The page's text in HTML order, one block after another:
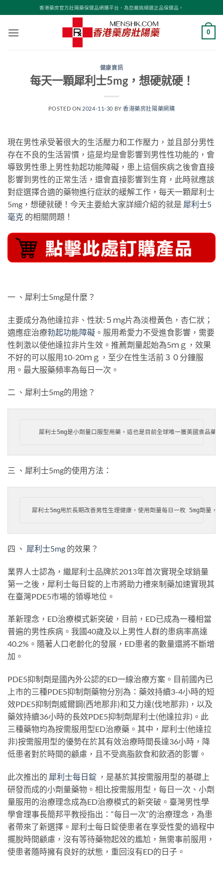
to
content
香港藥房官方壯陽藥保健品網購平台，為您嚴挑細選正品保健品。
0
健康資訊
每天一顆犀利士5mg，想硬就硬！
POSTED ON 2024-11-30 BY香港藥房壯陽藥網購
現在男性承受著很大的生活壓力和工作壓力，並且部分男性
存在不良的生活習慣，這是均是會影響到男性性功能的，會
導致男性患上男性勃起功能障礙，患上這個疾病之後會直接
影響到男性的正常生活，還會直接影響到生育，此時就應該
對症選擇合適的藥物進行症狀的緩解工作，每天一顆犀利士
5mg，想硬就硬！今天主要給大家詳細介紹的就是 犀利士5
毫克 的相關問題！
一 、犀利士5mg是什麼？
主要成分為他達拉非、性狀:５ｍg片為淡橙黃色，杏仁狀；
適應症治療勃起功能障礙 。服用希愛力不受進食影響，需要
性刺激以使他達拉非片生效。推薦劑量起始為5ｍｇ，效果
不好的可以服用10-20ｍｇ，至少在性生活前３０分鐘服
用。最大服藥頻率為每日一次。
二 、犀利士5mg的用途？
犀利士5mg是小劑量口服型用藥，這也是目前全球唯一獲美國食品藥
三 、犀利士5mg的使用方法：
犀利士5mg用於長期改善男性生理健康，使用劑量每日一枚 5mg劑量
四 、 犀利士5mg 的效果？
業界人士認為，繼犀利士品牌於2013年首次實現全球銷量
第一之後，犀利士每日錠的上市將助力禮來制藥加速實現其
在臺灣PDE5市場的領導地位。
革新理念，ED治療模式新突破，目前，ED已成為一種相當
普遍的男性疾病。我國40歲及以上男性人群的患病率高達
40.2%。隨著人口老齡化的發展，ED患者的數量還將不斷增
加。
PDE5抑制劑是國內外公認的ED一線治療方案。目前國內已
上市的三種PDE5抑制劑藥物分別為：藥效持續3-4小時的短
效PDE5抑制劑威爾鋼(西地那非)和艾力達(伐地那非)，以及
藥效持續36小時的長效PDE5抑制劑犀利士(他達拉非)。此
三種藥物均為按需服用型ED治療藥。其中，犀利士(他達拉
非)按需服用型的優勢在於其有效治療時間長達36小時，降
低患者對於時間的顧慮，且不受高脂飲食和飲酒的影響。
此次推出的 犀利士每日錠 ，是基於其按需服用型的基礎上
研發而成的小劑量藥物。相比按需服用型，每日一次、小劑
量服用的治療理念成為ED治療模式的新突破。臺灣男性學
學會理事長簡邦平教授指出：“每日一次”的治療理念，為患
者帶來了新選擇。犀利士每日錠使患者在享受性愛的過程中
擺脫時間顧慮，沒有等待藥物起效的尷尬，無需事前服用，
使患者隨時擁有良好的狀態，重回沒有ED的日子。